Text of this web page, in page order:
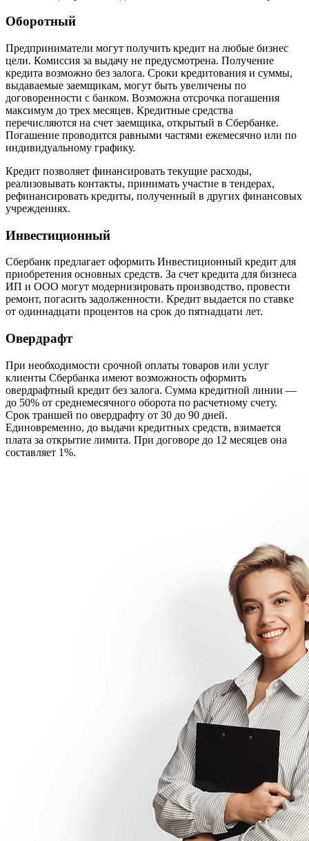
Оборотный
Предприниматели могут получить кредит на любые бизнес
цели. Комиссия за выдачу не предусмотрена. Получение
кредита возможно без залога. Сроки кредитования и суммы,
выдаваемые заемщикам, могут быть увеличены по
договоренности с банком. Возможна отсрочка погашения
максимум до трех месяцев. Кредитные средства
перечисляются на счет заемщика, открытый в Сбербанке.
Погашение проводится равными частями ежемесячно или по
индивидуальному графику.
Кредит позволяет финансировать текущие расходы,
реализовывать контакты, принимать участие в тендерах,
рефинансировать кредиты, полученный в других финансовых
учреждениях.
Инвестиционный
Сбербанк предлагает оформить Инвестиционный кредит для
приобретения основных средств. За счет кредита для бизнеса
ИП и ООО могут модернизировать производство, провести
ремонт, погасить задолженности. Кредит выдается по ставке
от одиннадцати процентов на срок до пятнадцати лет.
Овердрафт
При необходимости срочной оплаты товаров или услуг
клиенты Сбербанка имеют возможность оформить
овердрафтный кредит без залога. Сумма кредитной линии —
до 50% от среднемесячного оборота по расчетному счету.
Срок траншей по овердрафту от 30 до 90 дней.
Единовременно, до выдачи кредитных средств, взимается
плата за открытие лимита. При договоре до 12 месяцев она
составляет 1%.